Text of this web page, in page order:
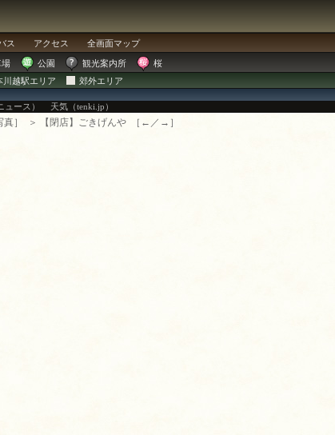
ス アクセス 全画面マップ
場 公園 観光案内所
桜
川越駅エリア
郊外エリア
ース） 天気（tenki.jp）
真］ ＞ 【閉店】ごきげんや ［ ← ／ → ］